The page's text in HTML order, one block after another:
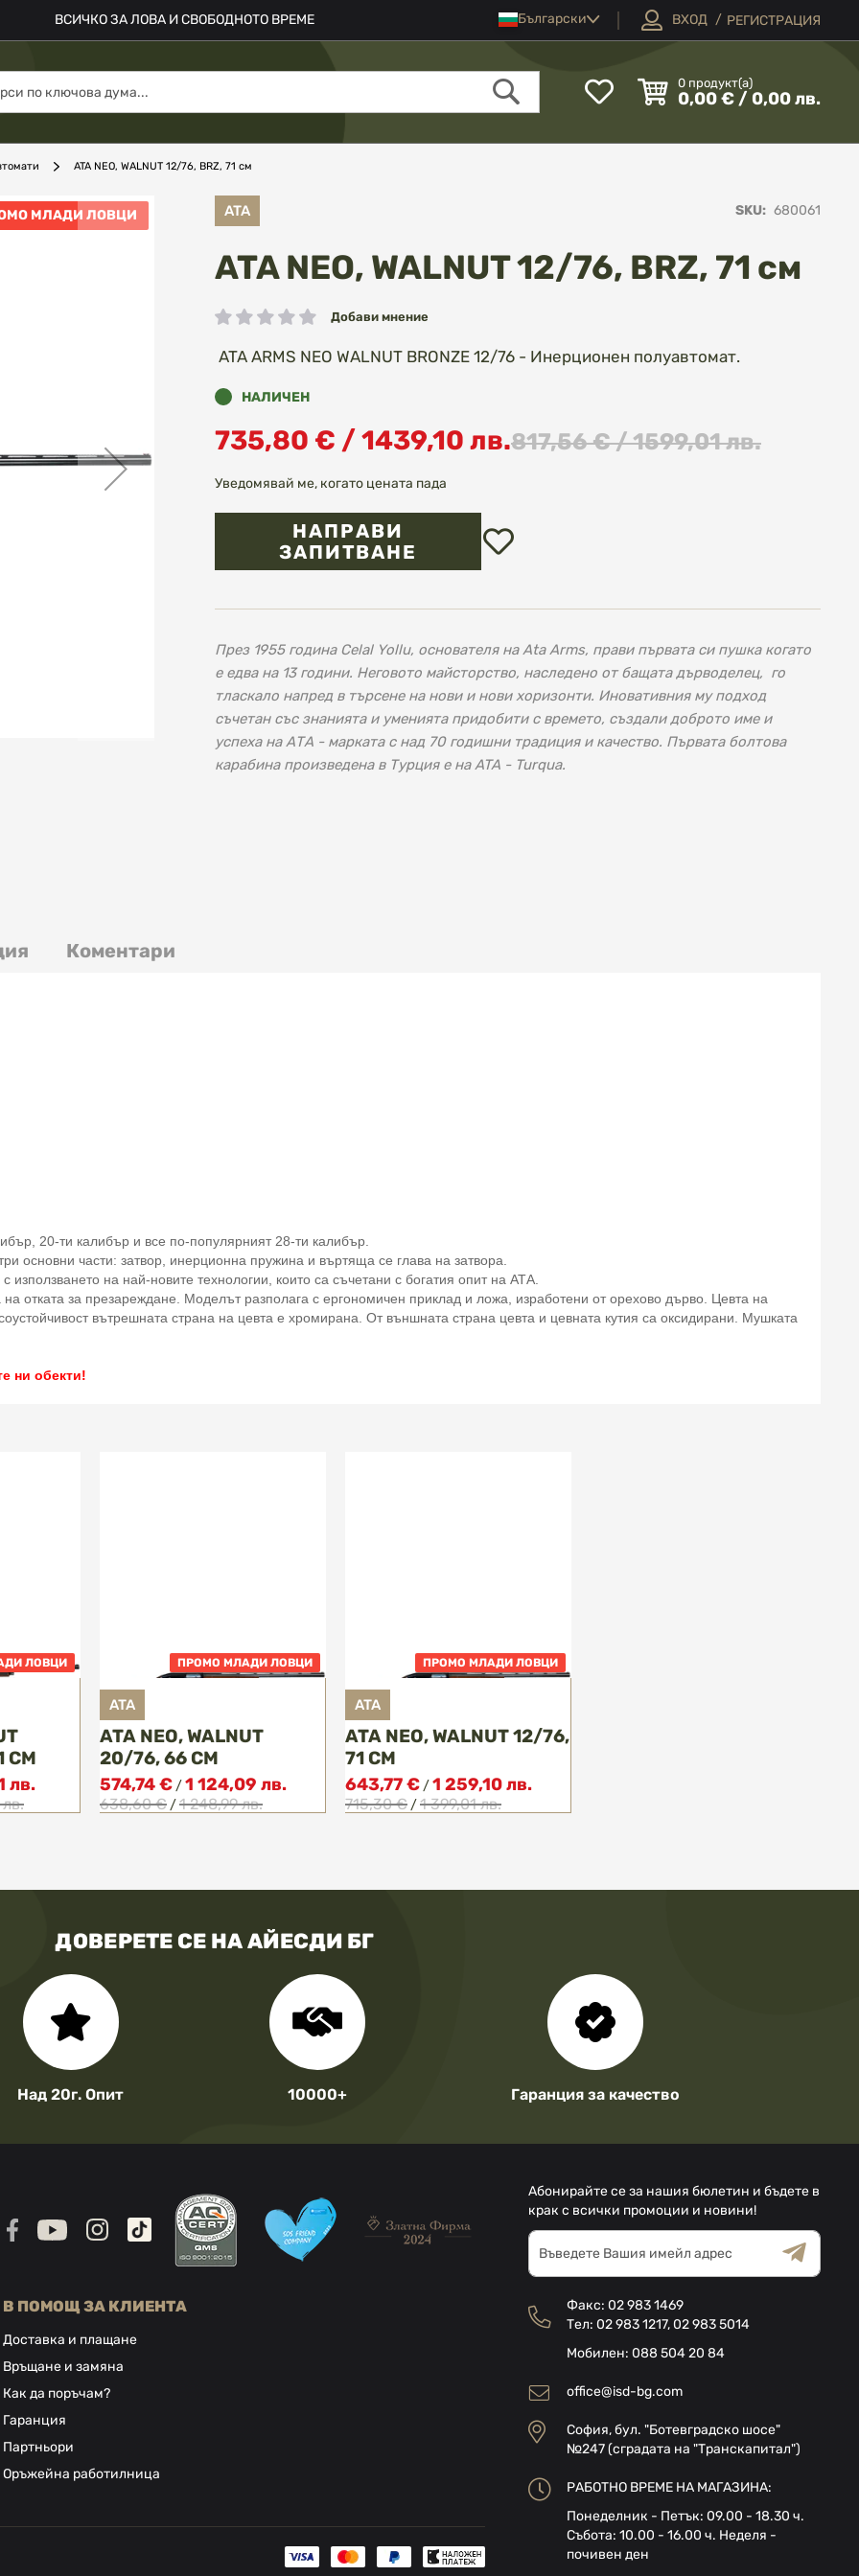
ВСИЧКО ЗА ЛОВА И СВОБОДНОТО ВРЕМЕ ЕзикБългарски ВХОД РЕГИСТРАЦИЯ
Моят
списък
любими
0 продукт(а)
0,00 € / 0,00 лв.
Търсене
ATA NEO, WALNUT 12/76, BRZ, 71 см
ATA SKU 680061
ATA NEO, WALNUT 12/76, BRZ, 71 см
рейтинг: Добави мнение
ATA ARMS NEO WALNUT BRONZE 12/76 - Инерционен полуавтомат.
НАЛИЧЕН
735,80 € / 1439,10 лв.817,56 € / 1599,01 лв.
Уведомявай ме, когато цената пада
НАПРАВИ
ЗАПИТВАНЕ
През 1955 година Celal Yollu, основателя на Ata Arms, прави първата си пушка когато
е едва на 13 години. Неговото майсторство, наследено от бащата дърводелец, го
тласкало напред в търсене на нови и нови хоризонти. Иновативния му подход
съчетан със знанията и уменията придобити с времето, създали доброто име и
успеха на АТА - марката с над 70 годишни традиция и качество. Първата болтова
карабина произведена в Турция е на ATA - Turqua.
МЛАДИ ЛОВЦИ
20-ти калибър и все по-популярният 28-ти калибър.
основни части: затвор, инерционна пружина и въртяща се глава на затвора.
използването на най-новите технологии, които са съчетани с богатия опит на АТА.
отката за презареждане. Моделът разполага с ергономичен приклад и ложа, изработени от орехово дърво. Цевта на
вътрешната страна на цевта е хромирана. От външната страна цевта и цевната кутия са оксидирани. Мушката
ни обекти!
Коментари
ЛОВЦИ
СМ
лв.
лв.
ПРОМО МЛАДИ ЛОВЦИ
ATA
ATA NEO, WALNUT
20/76, 66 СМ
574,74 € /1 124,09 лв.
638,60 € /1 248,99 лв.
ПРОМО МЛАДИ ЛОВЦИ
ATA
ATA NEO, WALNUT 12/76,
71 СМ
643,77 € /1 259,10 лв.
715,30 € /1 399,01 лв.
ДОВЕРЕТЕ СЕ НА АЙЕСДИ БГ
Над 20г. Опит 10000+ Гаранция за качество
Абонирайте се за нашия бюлетин и бъдете в
крак с всички промоции и новини!
Абонирай
се
за
е-
бюлетин:
Общи условия
Декларацията за
поверителност
В ПОМОЩ ЗА КЛИЕНТА
Доставка и плащане
Връщане и замяна
Как да поръчам?
Гаранция
Партньори
Оръжейна работилница
Факс:02 983 1469
Тел:02 983 1217,02 983 5014
Мобилен:088 504 20 84
office@isd-bg.com
София, бул. "Ботевградско шосе"
№247 (сградата на "Транскапитал")
РАБОТНО ВРЕМЕ НА МАГАЗИНА:
Понеделник - Петък: 09.00 - 18.30 ч.
Събота: 10.00 - 16.00 ч. Неделя -
почивен ден